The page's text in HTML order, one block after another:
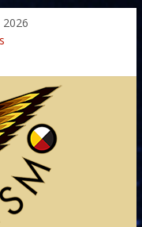
do Espírito Ancestral
– Crescimento